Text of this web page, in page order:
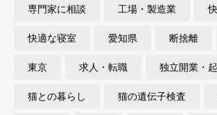
専門家に相談 工場・製造業
快適な寝室 愛知県 断捨離
東京 求人・転職 独立開業・
猫との暮らし 猫の遺伝子検査